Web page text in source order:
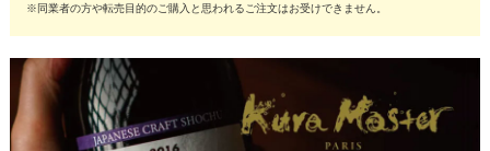
※同業者の方や転売目的のご購入と思われるご注文はお受けできません。